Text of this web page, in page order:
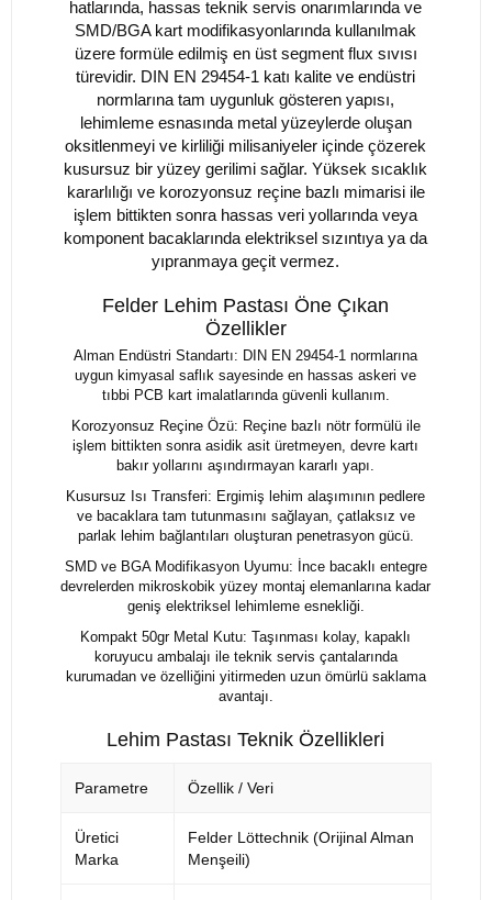
hatlarında, hassas teknik servis onarımlarında ve
SMD/BGA kart modifikasyonlarında kullanılmak
üzere formüle edilmiş en üst segment flux sıvısı
türevidir. DIN EN 29454-1 katı kalite ve endüstri
normlarına tam uygunluk gösteren yapısı,
lehimleme esnasında metal yüzeylerde oluşan
oksitlenmeyi ve kirliliği milisaniyeler içinde çözerek
kusursuz bir yüzey gerilimi sağlar. Yüksek sıcaklık
kararlılığı ve korozyonsuz reçine bazlı mimarisi ile
işlem bittikten sonra hassas veri yollarında veya
komponent bacaklarında elektriksel sızıntıya ya da
yıpranmaya geçit vermez.
Felder Lehim Pastası Öne Çıkan
Özellikler
Alman Endüstri Standartı: DIN EN 29454-1 normlarına
uygun kimyasal saflık sayesinde en hassas askeri ve
tıbbi PCB kart imalatlarında güvenli kullanım.
Korozyonsuz Reçine Özü: Reçine bazlı nötr formülü ile
işlem bittikten sonra asidik asit üretmeyen, devre kartı
bakır yollarını aşındırmayan kararlı yapı.
Kusursuz Isı Transferi: Ergimiş lehim alaşımının pedlere
ve bacaklara tam tutunmasını sağlayan, çatlaksız ve
parlak lehim bağlantıları oluşturan penetrasyon gücü.
SMD ve BGA Modifikasyon Uyumu: İnce bacaklı entegre
devrelerden mikroskobik yüzey montaj elemanlarına kadar
geniş elektriksel lehimleme esnekliği.
Kompakt 50gr Metal Kutu: Taşınması kolay, kapaklı
koruyucu ambalajı ile teknik servis çantalarında
kurumadan ve özelliğini yitirmeden uzun ömürlü saklama
avantajı.
Lehim Pastası Teknik Özellikleri
Parametre Özellik / Veri
Üretici
Marka
Felder Löttechnik (Orijinal Alman
Menşeili)